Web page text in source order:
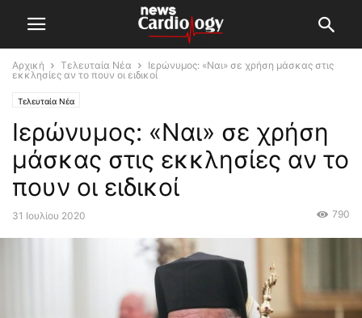
Αρχική Τελευταία Νέα
Ιερώνυμος: «Ναι» σε χρήση μάσκας στις
εκκλησίες αν το πουν οι ειδικοί
Τελευταία Νέα
Ιερώνυμος: «Ναι» σε χρήση
μάσκας στις εκκλησίες αν το
πουν οι ειδικοί
31 Ιουλίου 2020 790